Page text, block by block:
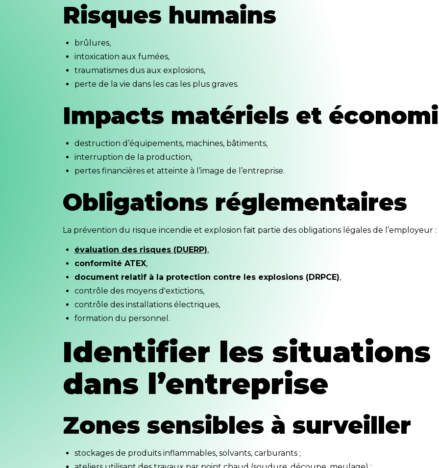
Risques humains
brûlures,
intoxication aux fumées,
traumatismes dus aux explosions,
perte de la vie dans les cas les plus graves.
Impacts matériels et
destruction d’équipements, machines, bâtiments,
interruption de la production,
pertes financières et atteinte à l’image de l’entreprise.
Obligations réglementaires
La prévention du risque incendie et explosion fait partie des obligations légales de l’employeur :
évaluation des risques (DUERP),
conformité ATEX,
document relatif à la protection contre les explosions (DRPCE),
contrôle des moyens d'extictions,
contrôle des installations électriques,
formation du personnel.
Identifier les situations
dans l’entreprise
Zones sensibles à surveiller
stockages de produits inflammables, solvants, carburants ;